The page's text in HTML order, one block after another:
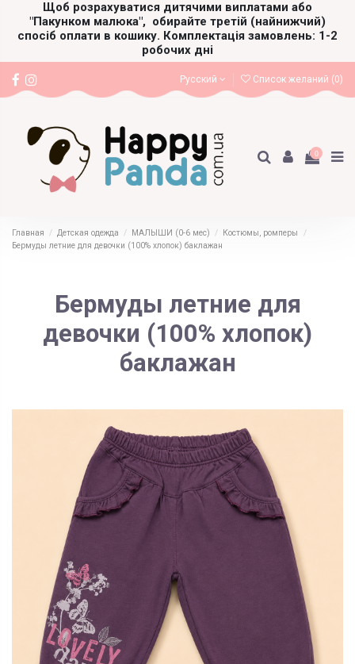
Щоб розрахуватися дитячими виплатами або
"Пакунком малюка", обирайте третій (найнижчий)
спосіб оплати в кошику. Комплектація замовлень: 1-2
робочих дні
Русский Список желаний (0)
0
Главная Детская одежда МАЛЫШИ (0-6 мес)
Костюмы, ромперы
Бермуды летние для девочки (100% хлопок) баклажан
Бермуды летние для
девочки (100% хлопок)
баклажан